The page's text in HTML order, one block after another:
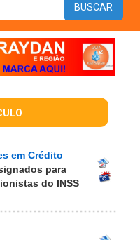
em Crédito
para
do INSS